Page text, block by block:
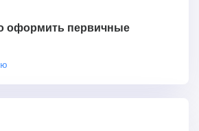
оформить первичные